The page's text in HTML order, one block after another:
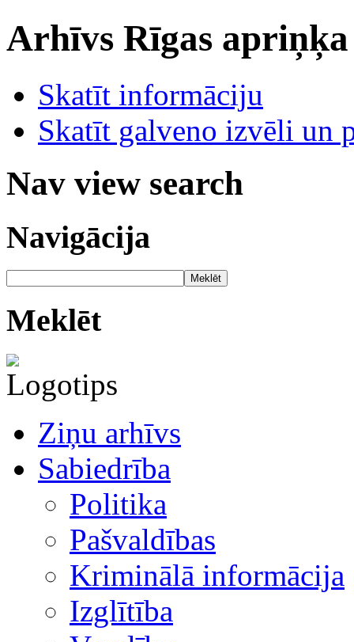
Arhīvs Rīgas
Skatīt informāciju
Skatīt galveno izvēli un
Nav view search
Navigācija
Meklēt
Meklēt
Ziņu arhīvs
Sabiedrība
Politika
Pašvaldības
Kriminālā informācija
Izglītība